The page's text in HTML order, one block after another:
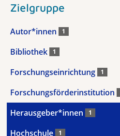
Zielgruppe
Autor*innen 1
Bibliothek 1
Forschungseinrichtung 1
Forschungsförderinstitution
Herausgeber*innen 1
Hochschule 1